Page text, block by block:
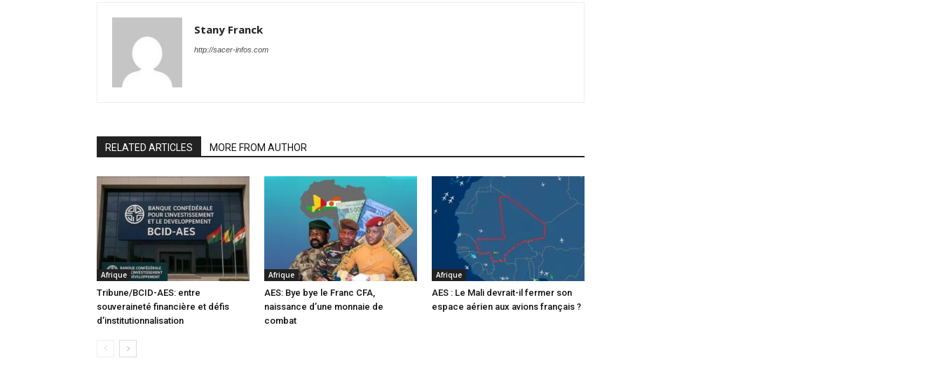
Stany Franck
http://sacer-infos.com
RELATED ARTICLES MORE FROM AUTHOR
Afrique
Tribune/BCID-AES: entre
souveraineté financière et défis
d’institutionnalisation
Afrique
AES: Bye bye le Franc CFA,
naissance d’une monnaie de
combat
Afrique
AES : Le Mali devrait-il fermer son
espace aérien aux avions français ?